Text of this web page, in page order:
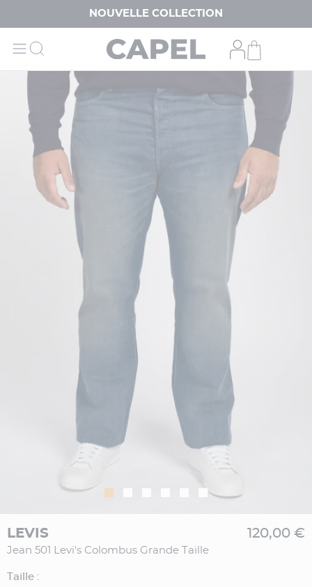
NOUVELLE COLLECTION
LEVIS
Jean 501 Levi's Colombus Grande Taille
120,00 €
Taille :